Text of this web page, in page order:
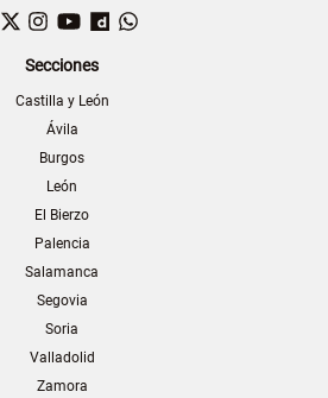
Facebook
TwitterInstagram
YouTubeDailymotion
Secciones
Castilla y León
Ávila
Burgos
León
El Bierzo
Palencia
Salamanca
Segovia
Soria
Valladolid
Zamora